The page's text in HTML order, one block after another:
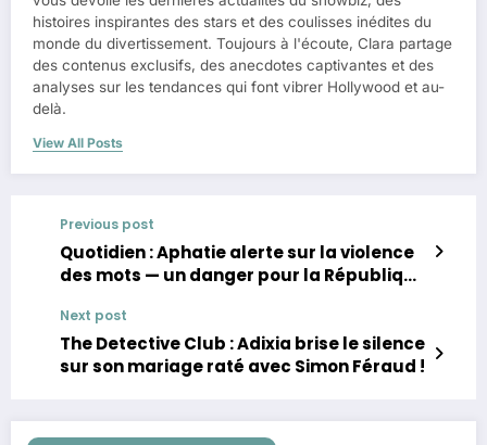
histoires inspirantes des stars et des coulisses inédites du
monde du divertissement. Toujours à l'écoute, Clara partage
des contenus exclusifs, des anecdotes captivantes et des
analyses sur les tendances qui font vibrer Hollywood et au-
delà.
View All Posts
Previous post
Quotidien : Aphatie alerte sur la violence
des mots — un danger pour la République
Next post
The Detective Club : Adixia brise le silence
sur son mariage raté avec Simon Féraud !